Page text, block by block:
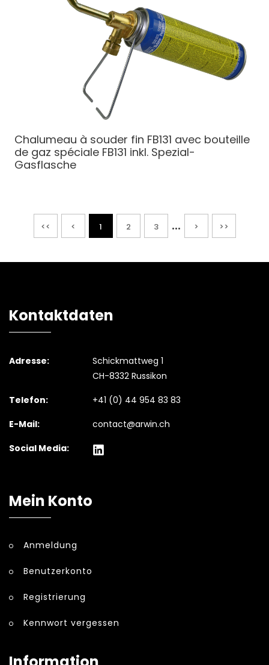
Chalumeau à souder fin FB131 avec bouteille
de gaz spéciale FB131 inkl. Spezial-
Gasflasche
<< < 1 2 3 ... > >>
Kontaktdaten
Adresse:
Schickmattweg 1
CH-8332 Russikon
Telefon:
+41 (0) 44 954 83 83
E-Mail:
contact@arwin.ch
Social Media:
Mein Konto
Anmeldung
Benutzerkonto
Registrierung
Kennwort vergessen